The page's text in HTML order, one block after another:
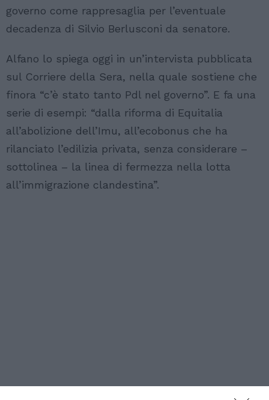
governo come rappresaglia per l’eventuale
decadenza di Silvio Berlusconi da senatore.
Alfano lo spiega oggi in un’intervista pubblicata
sul Corriere della Sera, nella quale sostiene che
finora “c’è stato tanto Pdl nel governo”. E fa una
serie di esempi: “dalla riforma di Equitalia
all’abolizione dell’Imu, all’ecobonus che ha
rilanciato l’edilizia privata, senza considerare –
sottolinea – la linea di fermezza nella lotta
all’immigrazione clandestina”.